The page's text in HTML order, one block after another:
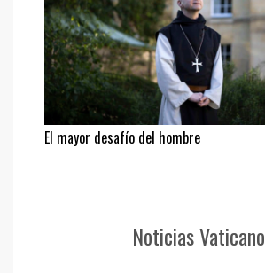
El mayor desafío del hombre
Noticias Vaticano